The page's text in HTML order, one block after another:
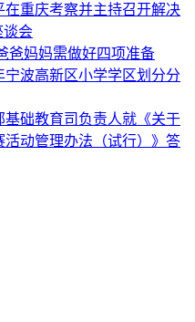
重庆考察并主持召开解决
谈会
爸妈妈需做好四项准备
宁波高新区小学学区划分分
础教育司负责人就《关于
动管理办法（试行）》答